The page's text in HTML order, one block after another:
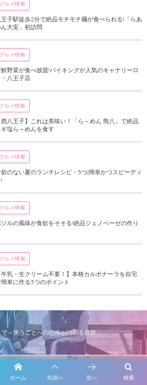
グルメ情報
王子駅徒歩2分で絶品モチモチ麺が食べられる!「らあ
大安」初訪問
グルメ情報
鮮野菜が食べ放題!バイキングが人気のキャナリーロ
・八王子店
グルメ情報
西八王子】これは美味い！「ら～めん 熊八」で絶品
ギ塩ら～めんを食す
グルメ情報
のない夏のランチレシピ・5つ|簡単かつスピーディ
グルメ情報
ルの風味が食欲をそそる!絶品ジェノベーゼの作り
グルメ情報
牛乳・生クリーム不要！】本格カルボナーラを自宅
単に作る3つのポイント
～失うことへの恐怖が伝わる良作
決定！入院準備、入院初日の詳細、手術前の心
境を記録します検索
ホーム 先頭へ 次へ